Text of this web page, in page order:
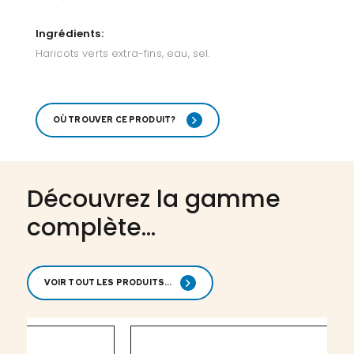
Ingrédients:
Haricots verts extra-fins, eau, sel.
OÙ TROUVER CE PRODUIT?
Découvrez la gamme
complète...
VOIR TOUT LES PRODUITS...